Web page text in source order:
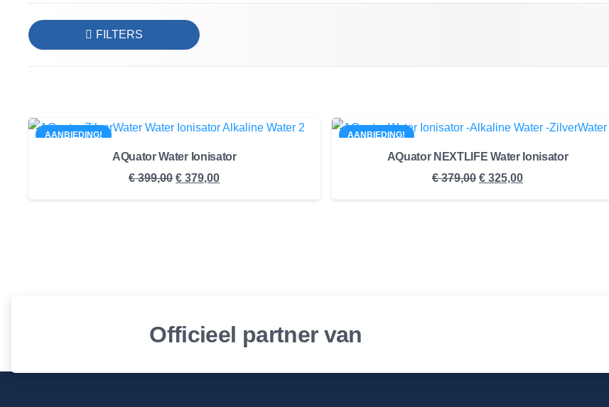
FILTERS
AANBIEDING!
AQuator Water Ionisator
€399,00 Oorspronkelijke
prijs
€ 379,00Huidige
prijs
AANBIEDING!
AQuator NEXTLIFE Water Ionisator
€379,00 Oorspronkelijke
prijs
€325,00Huidige
prijs
Officieel partner van